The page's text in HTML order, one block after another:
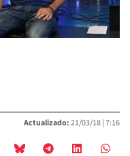
Actualizado:21/03/18 | 7:16